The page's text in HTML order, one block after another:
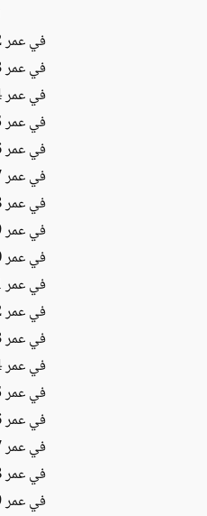
في عمر 2 سنتين
في عمر 3 سنوات
في عمر 4 سنوات
في عمر 5 سنوات
في عمر 6 سنوات
في عمر 7 سنوات
في عمر 8 سنوات
في عمر 9 سنوات
في عمر 10 سنوات
في عمر 11 سنة
في عمر 12 سنة
في عمر 13 سنة
في عمر 14 سنة
في عمر 15 سنة
في عمر 16 سنة
في عمر 17 سنة
في عمر 18 سنة
في عمر 19 سنة